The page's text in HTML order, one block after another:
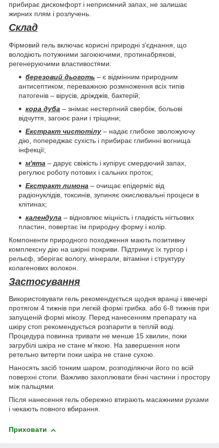
прибирає дискомфорт і неприємний запах, не залишає
жирних плям і розлучень.
Склад
Фірмовий гель включає корисні природні з'єднання, що
володіють потужними загоюючими, протинабрякові,
регенеруючими властивостями:
березовий дьоготь – є відмінним природним
антисептиком, переважною розмноження всіх типів
патогенів – вірусів, дріжджів, бактерій;
кора дуба – знімає нестерпний свербіж, больові
відчуття, загоює рани і тріщини;
Екстракт чистотілу – надає глибоке зволожуючу
дію, попереджає сухість і прибирає глибинні вогнища
інфекції;
м'ята – дарує свіжість і купірує смердючий запах,
регулює роботу потових і сальних проток;
Екстракт лимона – очищає епідерміс від
радіонуклідів, токсинів, зупиняє окислювальні процеси в
клітинах;
календула – відновлює міцність і гладкість нігтьових
пластин, повертає їм природну форму і колір.
Компоненти природного походження мають позитивну
комплексну дію на шкірні покриви. Підтримує їх тургор і
рельєф, зберігає вологу, мінерали, вітаміни і структуру
колагенових волокон.
Застосування
Використовувати гель рекомендується щодня вранці і ввечері
протягом 4 тижнів при легкій формі грибка. або 6-8 тижнів при
запущеній формі мікозу. Перед нанесенням препарату на
шкіру стоп рекомендується розпарити в теплій воді.
Процедура повинна тривати не менше 15 хвилин, поки
загрубілі шкіра не стане м'якою. На завершення ноги
ретельно витерти поки шкіра не стане сухою.
Наносять засіб тонким шаром, розподіляючи його по всій
поверхні стопи. Важливо захоплювати бічні частини і простору
між пальцями.
Після нанесення гель обережно втирають масажними рухами
і чекають повного вбирання.
Приховати